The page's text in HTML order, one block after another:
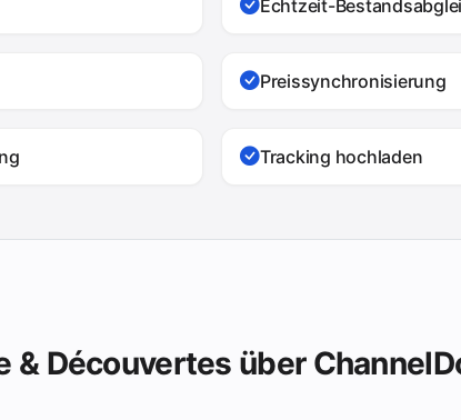
Echtzeit-
Preissynchronisierung
Tracking hochladen
& Découvertes über